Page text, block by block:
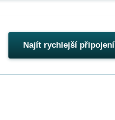
Najít rychlejší připojení